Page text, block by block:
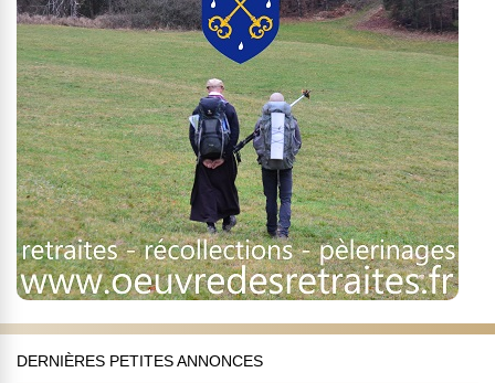
DERNIÈRES PETITES ANNONCES